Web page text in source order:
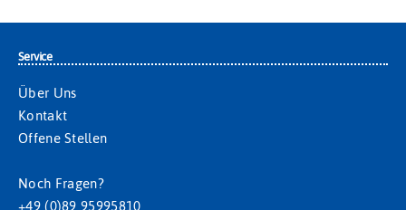
Service
Über Uns
Kontakt
Offene Stellen
Noch Fragen?
+49 (0)89 95995810